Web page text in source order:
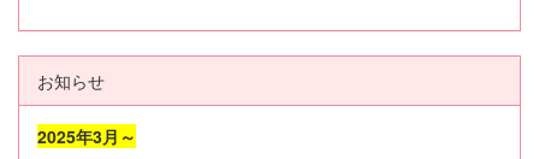
お知らせ
2025年3月～